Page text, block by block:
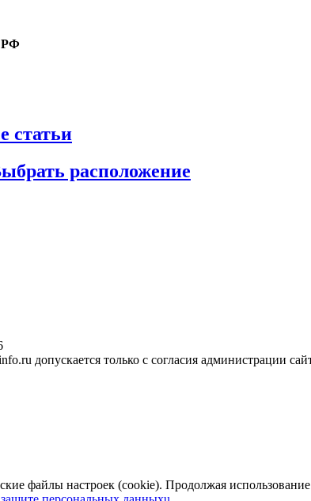
РФ
статьи
расположение
допускается только с согласия администрации
файлы настроек (cookie). Продолжая использование